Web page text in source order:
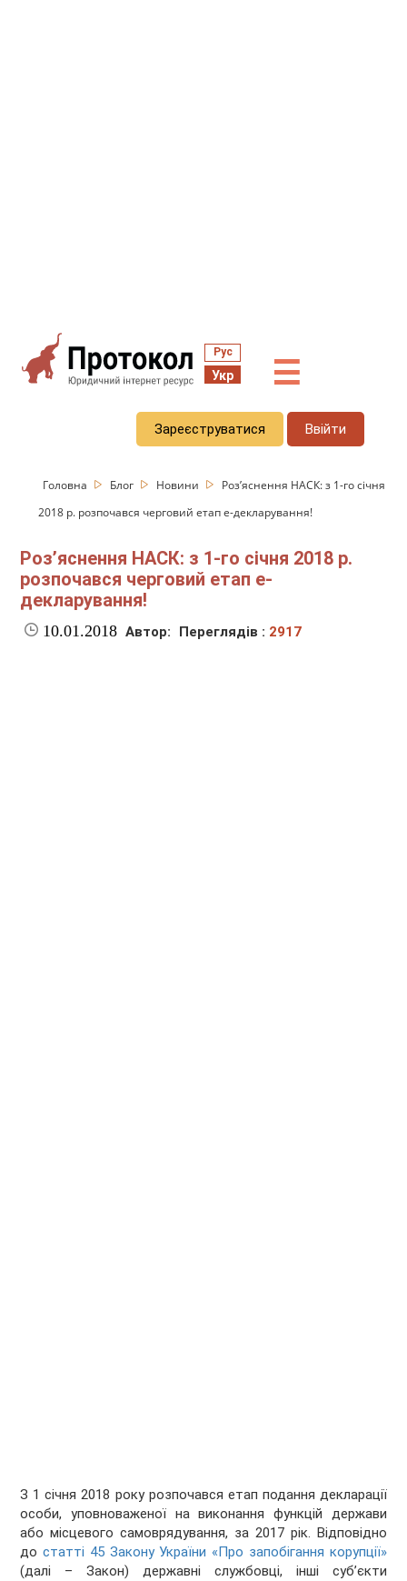
Рус
Укр ☰
Зареєструватися Ввійти
Головна Блог Новини
Роз’яснення НАСК: з 1-го січня
2018 р. розпочався черговий етап е-декларування!
Роз’яснення НАСК: з 1-го січня 2018 р.
розпочався черговий етап е-
декларування!
10.01.2018 Автор: Переглядів : 2917
З 1 січня 2018 року розпочався етап подання декларації
особи, уповноваженої на виконання функцій держави
або місцевого самоврядування, за 2017 рік. Відповідно
достатті 45 Закону України «Про запобігання корупції»
(далі – Закон) державні службовці, інші суб’єкти